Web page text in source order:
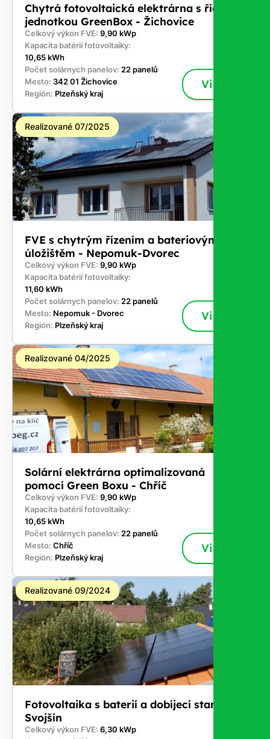
Chytrá fotovoltaická elektrárna s řídicí
jednotkou GreenBox - Žichovice
Celkový výkon FVE: 9,90 kWp
Kapacita batérií fotovoltaiky:
10,65 kWh
Počet solárnych panelov: 22 panelů
Mesto: 342 01 Žichovice
Región: Plzeňský kraj
Viac
Realizované 07/2025
FVE s chytrým řízením a bateriovým
úložištěm - Nepomuk-Dvorec
Celkový výkon FVE: 9,90 kWp
Kapacita batérií fotovoltaiky:
11,60 kWh
Počet solárnych panelov: 22 panelů
Mesto: Nepomuk - Dvorec
Región: Plzeňský kraj
Viac
Realizované 04/2025
Solární elektrárna optimalizovaná
pomocí Green Boxu - Chříč
Celkový výkon FVE: 9,90 kWp
Kapacita batérií fotovoltaiky:
10,65 kWh
Počet solárnych panelov: 22 panelů
Mesto: Chříč
Región: Plzeňský kraj
Viac
Realizované 09/2024
Fotovoltaika s baterií a dobíjecí stanici -
Svojšín
Celkový výkon FVE: 6,30 kWp